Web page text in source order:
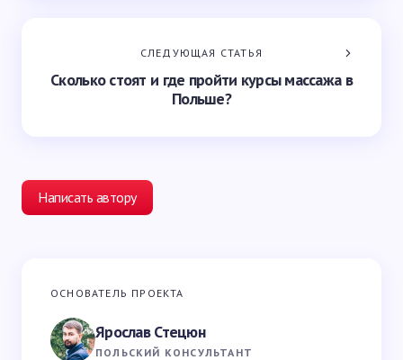
СЛЕДУЮЩАЯ СТАТЬЯ
Сколько стоят и где пройти курсы массажа в
Польше?
Написать автору
Ваш адрес email не будет опубликован.
Ваше имя *
ОСНОВАТЕЛЬ ПРОЕКТА
Ярослав Стецюн
ПОЛЬСКИЙ КОНСУЛЬТАНТ